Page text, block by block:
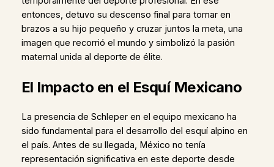
entonces, detuvo su descenso final para tomar en
brazos a su hijo pequeño y cruzar juntos la meta, una
imagen que recorrió el mundo y simbolizó la pasión
maternal unida al deporte de élite.
El Impacto en el Esquí Mexicano
La presencia de Schleper en el equipo mexicano ha
sido fundamental para el desarrollo del esquí alpino en
el país. Antes de su llegada, México no tenía
representación significativa en este deporte desde